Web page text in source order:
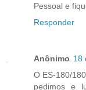
Pessoal e
Responder
Anônimo 18
O ES-180/
pedimos e